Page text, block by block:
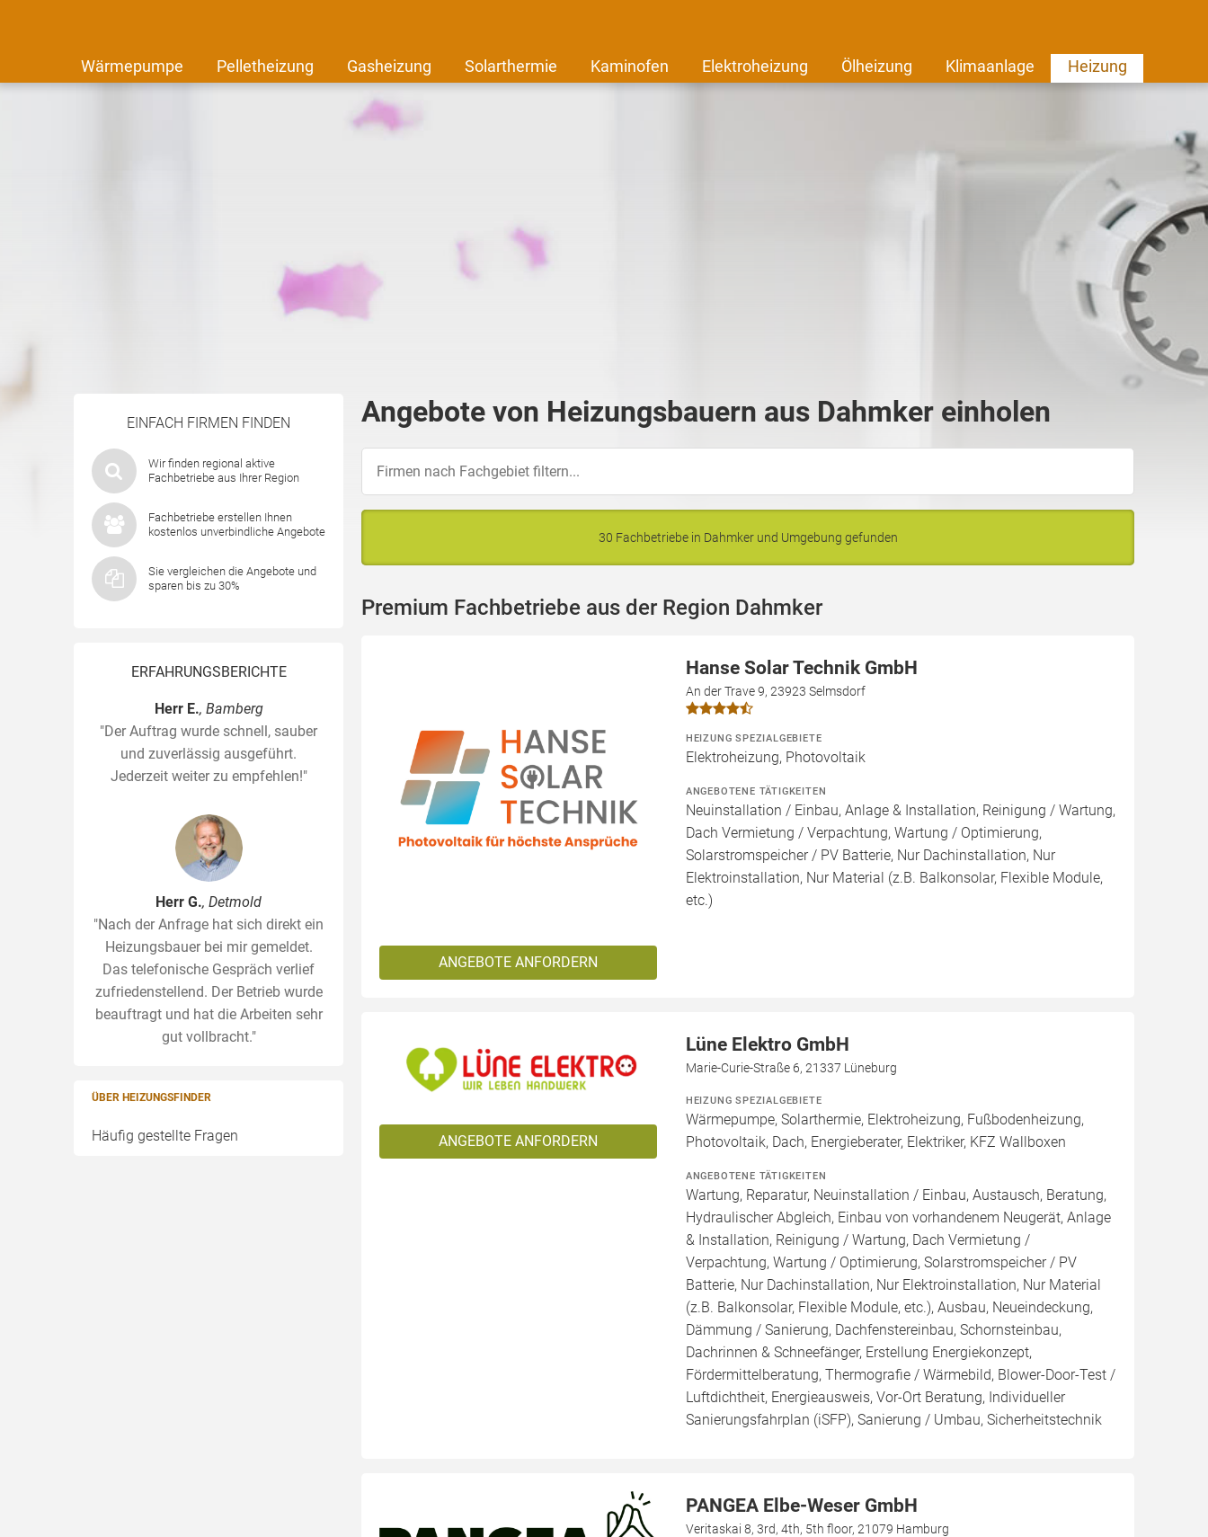
Wärmepumpe Pelletheizung Gasheizung Solarthermie Kaminofen Elektroheizung Ölheizung Klimaanlage Heizung
EINFACH FIRMEN FINDEN
Wir finden regional aktive
Fachbetriebe aus Ihrer Region
Fachbetriebe erstellen Ihnen
kostenlos unverbindliche Angebote
Sie vergleichen die Angebote und
sparen bis zu 30%
ERFAHRUNGSBERICHTE
Herr E., Bamberg
"Der Auftrag wurde schnell, sauber
und zuverlässig ausgeführt.
Jederzeit weiter zu empfehlen!"
Herr G., Detmold
"Nach der Anfrage hat sich direkt ein
Heizungsbauer bei mir gemeldet.
Das telefonische Gespräch verlief
zufriedenstellend. Der Betrieb wurde
beauftragt und hat die Arbeiten sehr
gut vollbracht."
ÜBER HEIZUNGSFINDER
Häufig gestellte Fragen
Angebote von Heizungsbauern aus Dahmker einholen
30 Fachbetriebe in Dahmker und Umgebung gefunden
Premium Fachbetriebe aus der Region Dahmker
ANGEBOTE ANFORDERN
Hanse Solar Technik GmbH
An der Trave 9, 23923 Selmsdorf
HEIZUNG SPEZIALGEBIETE
Elektroheizung, Photovoltaik
ANGEBOTENE TÄTIGKEITEN
Neuinstallation / Einbau, Anlage & Installation, Reinigung / Wartung,
Dach Vermietung / Verpachtung, Wartung / Optimierung,
Solarstromspeicher / PV Batterie, Nur Dachinstallation, Nur
Elektroinstallation, Nur Material (z.B. Balkonsolar, Flexible Module,
etc.)
ANGEBOTE ANFORDERN
Lüne Elektro GmbH
Marie-Curie-Straße 6, 21337 Lüneburg
HEIZUNG SPEZIALGEBIETE
Wärmepumpe, Solarthermie, Elektroheizung, Fußbodenheizung,
Photovoltaik, Dach, Energieberater, Elektriker, KFZ Wallboxen
ANGEBOTENE TÄTIGKEITEN
Wartung, Reparatur, Neuinstallation / Einbau, Austausch, Beratung,
Hydraulischer Abgleich, Einbau von vorhandenem Neugerät, Anlage
& Installation, Reinigung / Wartung, Dach Vermietung /
Verpachtung, Wartung / Optimierung, Solarstromspeicher / PV
Batterie, Nur Dachinstallation, Nur Elektroinstallation, Nur Material
(z.B. Balkonsolar, Flexible Module, etc.), Ausbau, Neueindeckung,
Dämmung / Sanierung, Dachfenstereinbau, Schornsteinbau,
Dachrinnen & Schneefänger, Erstellung Energiekonzept,
Fördermittelberatung, Thermografie / Wärmebild, Blower-Door-Test /
Luftdichtheit, Energieausweis, Vor-Ort Beratung, Individueller
Sanierungsfahrplan (iSFP), Sanierung / Umbau, Sicherheitstechnik
PANGEA Elbe-Weser GmbH
Veritaskai 8, 3rd, 4th, 5th floor, 21079 Hamburg